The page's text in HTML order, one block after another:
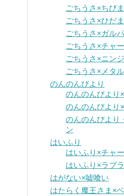
ごちうさ×ちび
ごちうさ×ひだ
ごちうさ×ガル
ごちうさ×チャ
ごちうさ×ニン
ごちうさ×メタ
のんのんびより
のんのんびより
のんのんびより
のんのんびより
ン
はいふり
はいふり×チャ
はいふり×ラブラ
はがない×嘘喰い
はたらく魔王さま×